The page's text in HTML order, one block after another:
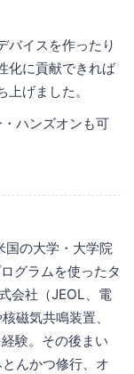
バイスを作ったり
化に貢献できれば
げました。
ハンズオンも可
国の大学・大学院
グラムを使ったタ
会社（JEOL、電
磁気共鳴装置、
験。その後まい
んかつ修行、オ